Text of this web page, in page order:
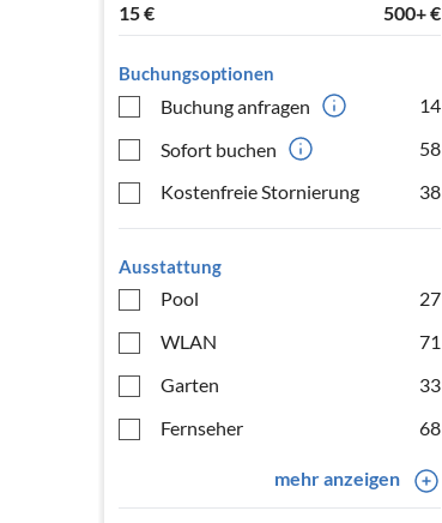
15€ 500+€
Buchungsoptionen
Buchung anfragen
14
Sofort buchen
58
Kostenfreie Stornierung
38
Ausstattung
Pool
27
WLAN
71
Garten
33
Fernseher
68
mehr anzeigen